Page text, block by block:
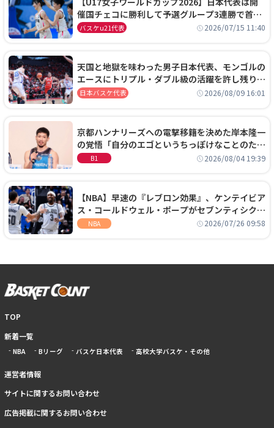
催国チェコに勝利して予選グループ3連勝で首位
通過！準々決勝の相手はエジプトに決定
バスケu21代表 2026/07/15 11:40
天国と地獄を味わった男子日本代表、モンゴルの
エースにトリプル・ダブル級の活躍を許し残り
0.4秒に失点する悔しい敗戦
日本バスケ代表 2026/08/09 16:01
京都ハンナリーズへの電撃移籍を決めた岸本隆一
の覚悟「自分のエゴというちっぽけなことのため
に、京都に来たわけではない」
B1 2026/08/04 19:39
【NBA】早速の『レブロン効果』、ケンテイビア
ス・コールドウェル・ポープがセブンティシクサ
ーズに1年契約で加入
NBA 2026/07/26 09:58
TOP
新着一覧
NBA Bリーグ バスケ日本代表 高校大学バスケ・その他
運営者情報
サイトに関するお問い合わせ
広告掲載に関するお問い合わせ